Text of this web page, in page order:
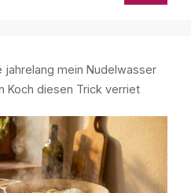
jahrelang mein Nudelwasser
Koch diesen Trick verriet